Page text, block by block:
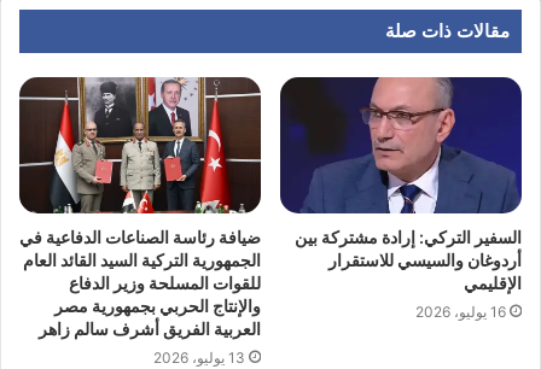
مقالات ذات صلة
السفير التركي: إرادة مشتركة بين
أردوغان والسيسي للاستقرار
الإقليمي
16 يوليو، 2026
ضيافة رئاسة الصناعات الدفاعية في
الجمهورية التركية السيد القائد العام
للقوات المسلحة وزير الدفاع
والإنتاج الحربي بجمهورية مصر
العربية الفريق أشرف سالم زاهر
13 يوليو، 2026